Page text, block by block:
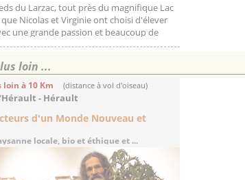
du Larzac, tout près du magnifique Lac
Nicolas et Virginie ont choisi d'élever
une grande passion et beaucoup de
loin ...
loin à 10 Km (distance à vol d'oiseau)
- Hérault
d'un Monde Nouveau et
locale, bio et éthique et ...